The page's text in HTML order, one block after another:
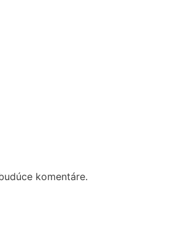
komentáre.